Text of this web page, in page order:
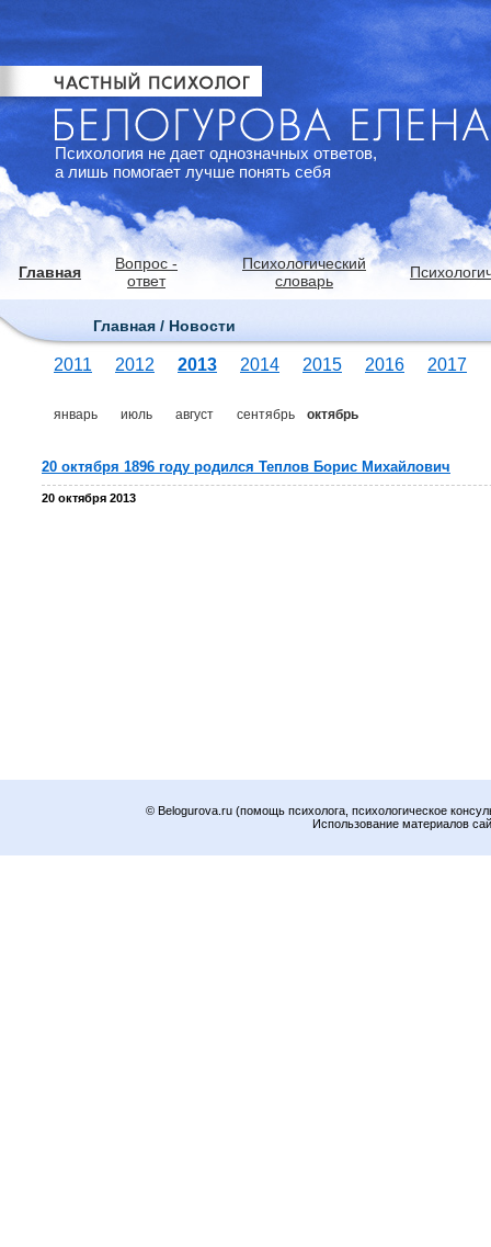
Психология не дает однозначных ответов,
а лишь помогает лучше понять себя
Главная
Вопрос -
ответ
Психологический
словарь
Главная / Новости
2011 2012 2013 2014 2015 2016 2017
январь июль август сентябрь октябрь
20 октября 1896 году родился Теплов Борис Михайлович
20 октября 2013
© Belogurova.ru (помощь психолога, психологическое
Использование материалов